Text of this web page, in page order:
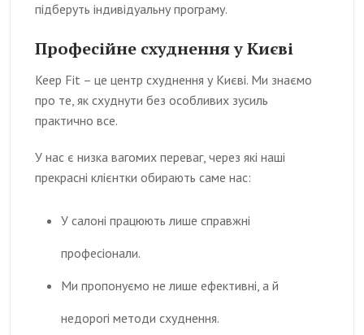
підберуть індивідуальну програму.
Професійне схуднення у Києві
Keep Fit – це центр схуднення у Києві. Ми знаємо
про те, як схуднути без особливих зусиль
практично все.
У нас є низка вагомих переваг, через які наші
прекрасні клієнтки обирають саме нас:
У салоні працюють лише справжні
професіонали.
Ми пропонуємо не лише ефективні, а й
недорогі методи схуднення.